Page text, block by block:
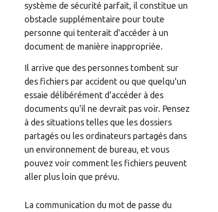
système de sécurité parfait, il constitue un
obstacle supplémentaire pour toute
personne qui tenterait d'accéder à un
document de manière inappropriée.
Il arrive que des personnes tombent sur
des fichiers par accident ou que quelqu'un
essaie délibérément d'accéder à des
documents qu'il ne devrait pas voir. Pensez
à des situations telles que les dossiers
partagés ou les ordinateurs partagés dans
un environnement de bureau, et vous
pouvez voir comment les fichiers peuvent
aller plus loin que prévu.
La communication du mot de passe du